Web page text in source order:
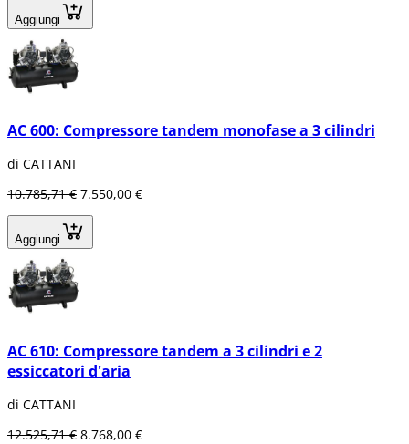
Aggiungi
AC 600: Compressore tandem monofase a 3 cilindri
di CATTANI
10.785,71 € 7.550,00 €
Aggiungi
AC 610: Compressore tandem a 3 cilindri e 2
essiccatori d'aria
di CATTANI
12.525,71 € 8.768,00 €